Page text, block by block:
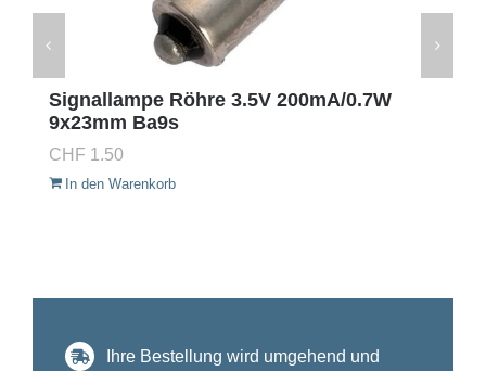
Signallampe Röhre 3.5V 200mA/0.7W
9x23mm Ba9s
CHF 1.50
In den Warenkorb
Ihre Bestellung wird umgehend und